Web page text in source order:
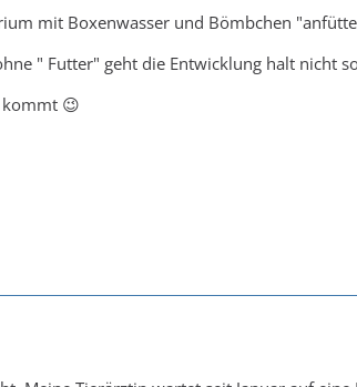
mit Boxenwasser und Bömbchen
" Futter" geht die Entwicklung halt nicht
😉